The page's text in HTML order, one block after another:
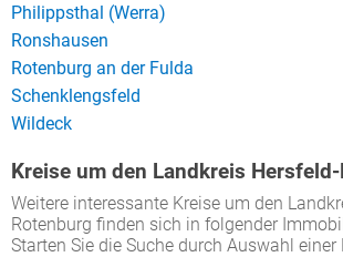
Philippsthal (Werra)
Ronshausen
Rotenburg an der Fulda
Schenklengsfeld
Wildeck
Kreise um den Landkreis
Weitere interessante Kreise um den
Rotenburg finden sich in folgender
Starten Sie die Suche durch Auswahl einer